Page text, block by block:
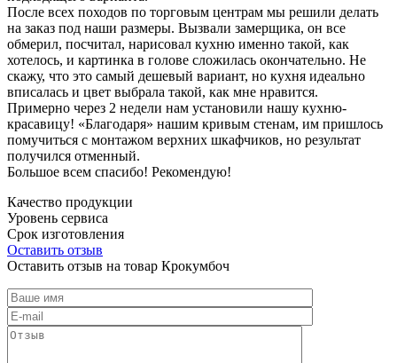
После всех походов по торговым центрам мы решили делать
на заказ под наши размеры. Вызвали замерщика, он все
обмерил, посчитал, нарисовал кухню именно такой, как
хотелось, и картинка в голове сложилась окончательно. Не
скажу, что это самый дешевый вариант, но кухня идеально
вписалась и цвет выбрала такой, как мне нравится.
Примерно через 2 недели нам установили нашу кухню-
красавицу! «Благодаря» нашим кривым стенам, им пришлось
помучиться с монтажом верхних шкафчиков, но результат
получился отменный.
Большое всем спасибо! Рекомендую!
Качество продукции
Уровень сервиса
Срок изготовления
Оставить отзыв
Оставить отзыв на товар Крокумбоч